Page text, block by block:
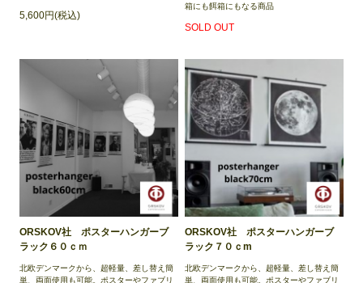
5,600円(税込)
箱にも餌箱にもなる商品
SOLD OUT
ORSKOV社 ポスターハンガーブ
ラック６０ｃｍ
北欧デンマークから、超軽量、差し替え簡
単、両面使用も可能。ポスターやファブリ
ORSKOV社 ポスターハンガーブ
ラック７０ｃm
北欧デンマークから、超軽量、差し替え簡
単、両面使用も可能。ポスターやファブリ